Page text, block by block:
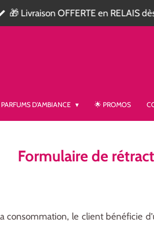
🎁 Livraison OFFERTE en RELAIS
PARFUMS D'AMBIANCE 🌟 PROMOS
Formulaire de
consommation, le client bénéficie